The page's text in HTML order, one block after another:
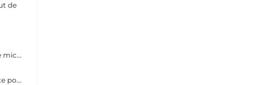
de
RF Need Radiofréquence fractionnée par micro-aiguilles 1. Le microneedling De très fines micro-aiguilles créent des micro-perforations contrôlées dans la peau. Cela stimule la régénération naturelle, favorise la production de collagène et d'élastine et active les mécanismes de réparation cutanée. 2. La radiofréquence fractionnée (RF) Une énergie thermique est délivrée via les aiguilles directement dans le derme. La chaleur resserre les fibres de collagène existantes, augmente la densité dermique et déclenche une néocollagénèse (formation de nouveau collagène). Bénéfices principaux Raffermissement et effet tenseur immédiat Amélioration de la texture et de l'éclat de la peau Réduction des ridules et rides Atténuation des cicatrices d'acné Réduction visible des pores dilatés Action possible sur certaines vergetures et relâchements cutanés du corps Résultats progressifs et durables grâce à la stimulation biologique Déroulement du soin 1. Application d'une crème anesthésiante locale pour plus de confort 2. Passage de la pièce à main RF Need (personnalisation des paramètres : profondeur des aiguilles, intensité de la RF) 3. Soin apaisant et hydratant post-traitement Sensations : picotements, chaleur diffuse Après la séance : rougeurs et gonflement légers de 24 à 72h
Notre traitement de microneedling est une solution puissante pour traiter l'acné, les taches de pigmentation, les cicatrices, les vergetures, les dommages causés par le soleil, les rides et les ridules. Grâce à des milliers de micro-perforations, ce soin stimule la production de collagène, favorisant la réparation et le rajeunissement de la peau. Pour des résultats optimaux, une cure de trois séances est recommandée. Ce protocole permet à la peau de maximiser son processus naturel de guérison entre chaque séance, aboutissant à une amélioration visible de son apparence et de sa texture. Entamez ce parcours régénératif et découvrez tout le potentiel d'une peau transformée.